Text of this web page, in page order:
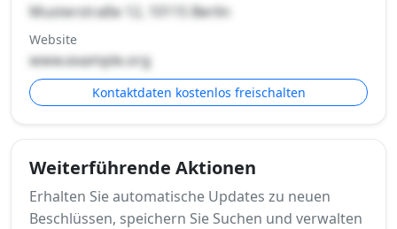
Musterstraße 12, 10115 Berlin
Website
www.example.org
Kontaktdaten kostenlos freischalten
Weiterführende Aktionen
Erhalten Sie automatische Updates zu neuen
Beschlüssen, speichern Sie Suchen und verwalten